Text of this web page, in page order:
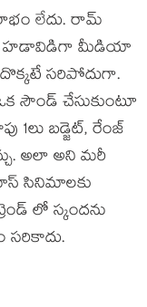
లేదు. రామ్
హడావిడిగా మీడియా
సరిపోదుగా.
సౌండ్ చేసుకుంటూ
1లు బడ్జెట్, రేంజ్
అలా అని మరీ
సినిమాలకు
లో స్కందను